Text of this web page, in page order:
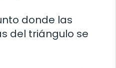
donde las
del triángulo se